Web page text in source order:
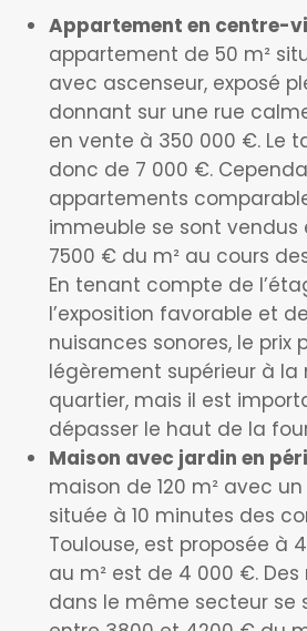
Appartement en centre-
appartement de 50 m²
avec ascenseur, exposé
donnant sur une rue
en vente à 350 000 €. Le
donc de 7 000 €.
appartements
immeuble se sont vendus
7500 € du m² au cours
En tenant compte de
l’exposition favorable et
nuisances sonores, le prix
légèrement supérieur à la
quartier, mais il est
dépasser le haut de la
Maison avec jardin en
maison de 120 m² avec
située à 10 minutes des
Toulouse, est proposée à
au m² est de 4 000 €.
dans le même secteur se